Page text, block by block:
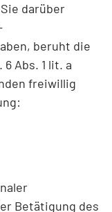
darüber
beruht die
Abs. 1 lit. a
freiwillig
Betätigung des